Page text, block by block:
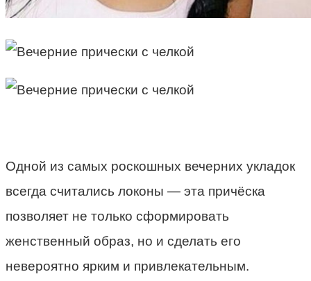
Одной из самых роскошных вечерних укладок
всегда считались локоны — эта причёска
позволяет не только сформировать
женственный образ, но и сделать его
невероятно ярким и привлекательным.